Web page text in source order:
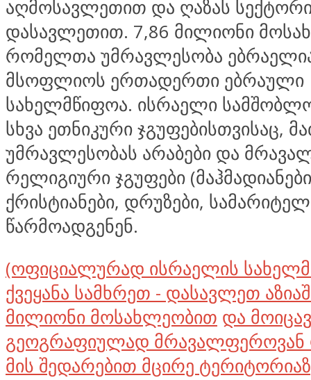
აღმოსავლეთით და ღაზას
დასავლეთით. 7,86 მილიონი
რომელთა უმრავლესობა
მსოფლიოს ერთადერთი ებრაული
სახელმწიფოა. ისრაელი
სხვა ეთნიკური ჯგუფებისთვისაც,
უმრავლესობას არაბები და
რელიგიური ჯგუფები
ქრისტიანები, დრუზები,
წარმოადგენენ.
(ოფიციალურად ისრაელის
ქვეყანა სამხრეთ - დასავლეთ
მილიონი მოსახლეობით და
გეოგრაფიულად მრავალფეროვან
მის შედარებით მცირე